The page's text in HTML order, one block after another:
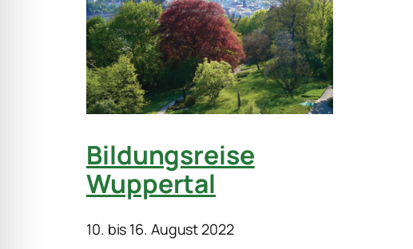
Bildungsreise
Wuppertal
10. bis 16. August 2022